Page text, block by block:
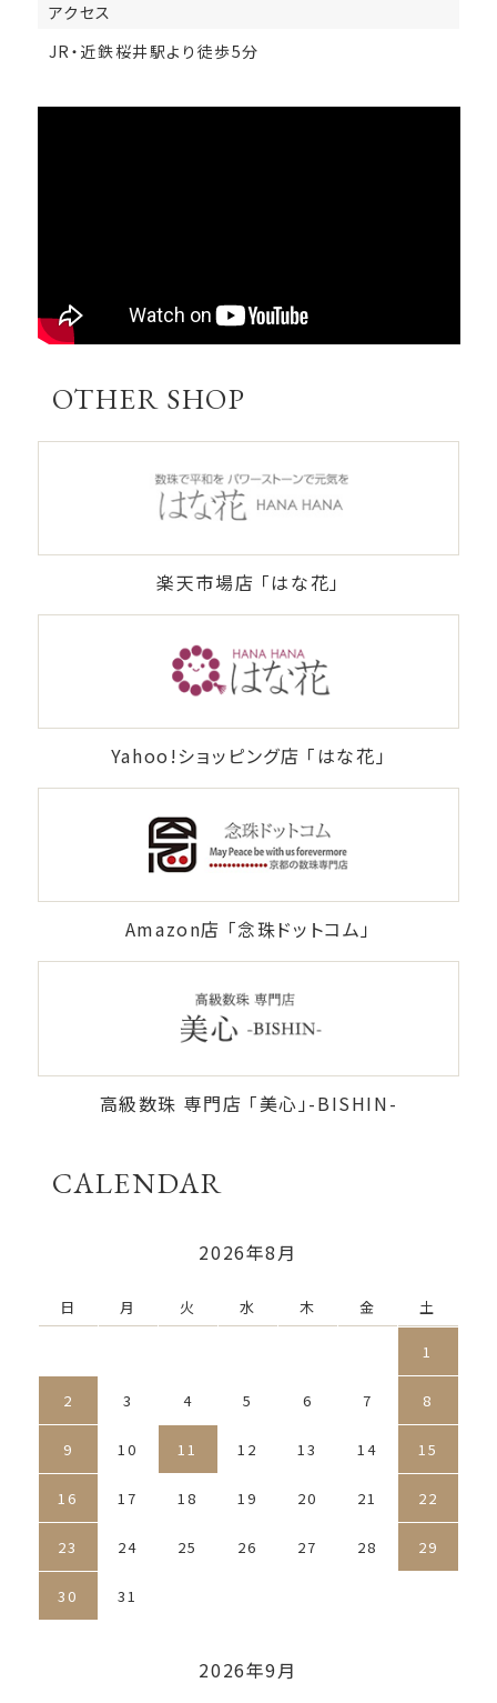
アクセス
JR・近鉄桜井駅より徒歩5分
OTHER SHOP
楽天市場店 「はな花」
Yahoo!ショッピング店 「はな花」
Amazon店 「念珠ドットコム」
高級数珠 専門店 「美心」-BISHIN-
CALENDAR
2026年8月
日 月 火 水 木 金 土
1
2 3 4 5 6 7 8
9 10 11 12 13 14 15
16 17 18 19 20 21 22
23 24 25 26 27 28 29
30 31
2026年9月